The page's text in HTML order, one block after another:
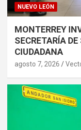
NUEVO LEÓN
MONTERREY
SECRETARÍA
CIUDADANA
agosto 7, 2026